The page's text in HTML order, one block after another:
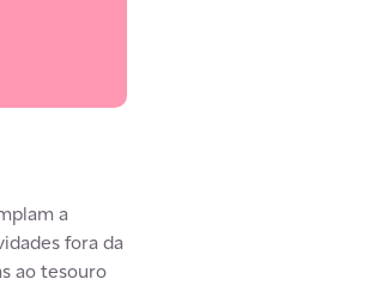
a
fora da
ao tesouro